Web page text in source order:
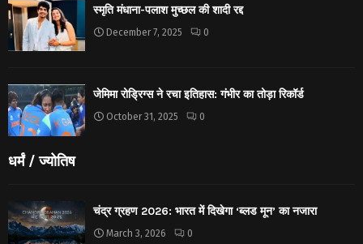
स्मृति मंधाना-पलाश मुच्छल की शादी रद्द
December 7, 2025 0
जेमिमा रोड्रिग्स ने रचा इतिहास: गंभीर का तोड़ा रिकॉर्ड
October 31, 2025 0
धर्मं / ज्योतिष
चंद्र ग्रहण 2026: भारत में दिखेगा ‘ब्लड मून’ का नजारा
March 3, 2026 0